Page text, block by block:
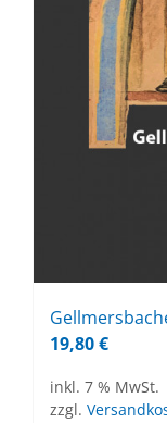
19,80€
inkl. 7 % MwSt.
zzgl.